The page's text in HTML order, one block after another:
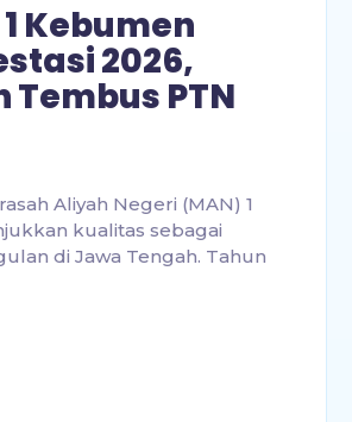
Kebumen
2026,
Tembus PTN
Aliyah Negeri (MAN) 1
kualitas sebagai
di Jawa Tengah. Tahun